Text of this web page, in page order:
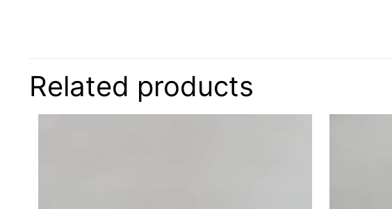
Be the first to review “Lot
Intensif Éclaircissant
Related products